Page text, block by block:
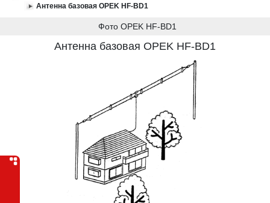
Антенна базовая OPEK HF-BD1
Фото OPEK HF-BD1
Антенна базовая OPEK HF-BD1